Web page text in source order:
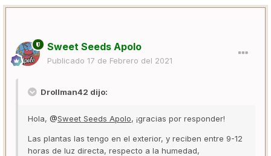
Sweet Seeds Apolo
Publicado 17 de Febrero del 2021
Drollman42 dijo:
Hola, @Sweet Seeds Apolo, ¡gracias por responder!
Las plantas las tengo en el exterior, y reciben entre 9-12
horas de luz directa, respecto a la humedad,